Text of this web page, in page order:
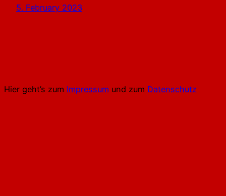
5. February 2023
Hier geht’s zum Impressum und zum Datenschutz